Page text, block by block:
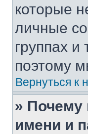
которые
личные
группах и
поэтому
Вернуться к
» Почему
имени и